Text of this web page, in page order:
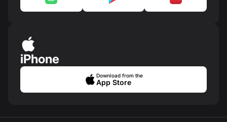
iPhone
Download from the
App Store